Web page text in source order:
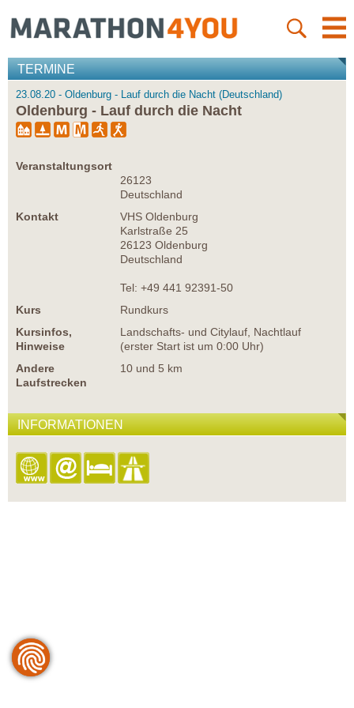
TERMINE
23.08.20 - Oldenburg - Lauf durch die Nacht (Deutschland)
Oldenburg - Lauf durch die Nacht
Veranstaltungsort
26123
Deutschland
Kontakt
VHS Oldenburg
Karlstraße 25
26123 Oldenburg
Deutschland
Tel: +49 441 92391-50
Kurs
Rundkurs
Kursinfos,
Hinweise
Landschafts- und Citylauf, Nachtlauf
(erster Start ist um 0:00 Uhr)
Andere
Laufstrecken
10 und 5 km
INFORMATIONEN